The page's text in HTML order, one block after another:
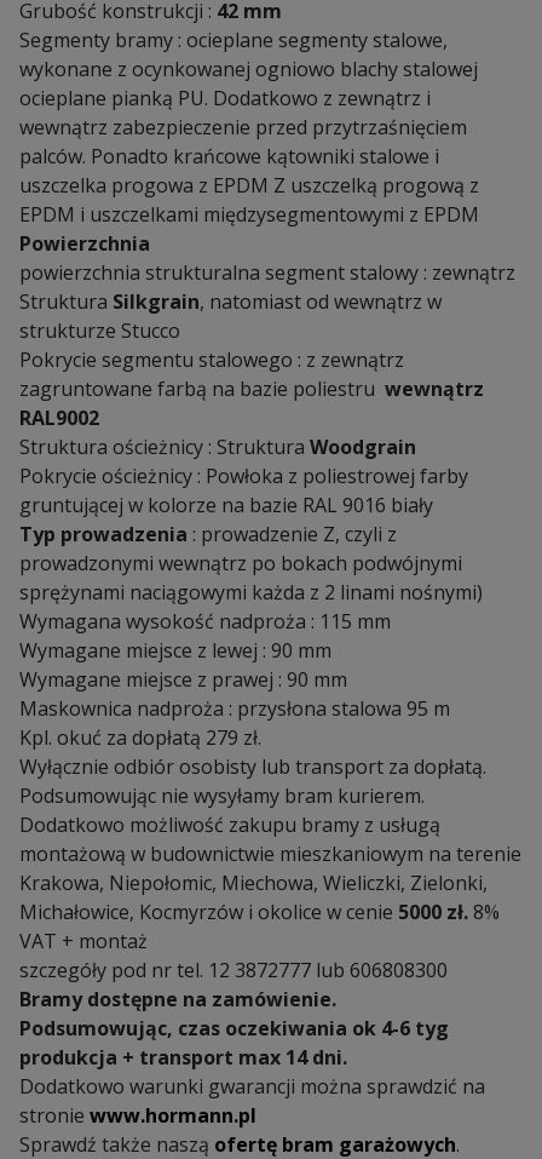
Grubość konstrukcji : 42 mm
Segmenty bramy : ocieplane segmenty stalowe,
wykonane z ocynkowanej ogniowo blachy stalowej
ocieplane pianką PU. Dodatkowo z zewnątrz i
wewnątrz zabezpieczenie przed przytrzaśnięciem
palców. Ponadto krańcowe kątowniki stalowe i
uszczelka progowa z EPDM Z uszczelką progową z
EPDM i uszczelkami międzysegmentowymi z EPDM
Powierzchnia
powierzchnia strukturalna segment stalowy : zewnątrz
Struktura Silkgrain, natomiast od wewnątrz w
strukturze Stucco
Pokrycie segmentu stalowego : z zewnątrz
zagruntowane farbą na bazie poliestru wewnątrz
RAL9002
Struktura ościeżnicy : Struktura Woodgrain
Pokrycie ościeżnicy : Powłoka z poliestrowej farby
gruntującej w kolorze na bazie RAL 9016 biały
Typ prowadzenia : prowadzenie Z, czyli z
prowadzonymi wewnątrz po bokach podwójnymi
sprężynami naciągowymi każda z 2 linami nośnymi)
Wymagana wysokość nadproża : 115 mm
Wymagane miejsce z lewej : 90 mm
Wymagane miejsce z prawej : 90 mm
Maskownica nadproża : przysłona stalowa 95 m
Kpl. okuć za dopłatą 279 zł.
Wyłącznie odbiór osobisty lub transport za dopłatą.
Podsumowując nie wysyłamy bram kurierem.
Dodatkowo możliwość zakupu bramy z usługą
montażową w budownictwie mieszkaniowym na terenie
Krakowa, Niepołomic, Miechowa, Wieliczki, Zielonki,
Michałowice, Kocmyrzów i okolice w cenie 5000 zł.8%
VAT + montaż
szczegóły pod nr tel. 12 3872777 lub 606808300
Bramy dostępne na zamówienie.
Podsumowując, czas oczekiwania ok 4-6 tyg
produkcja + transport max 14 dni.
Dodatkowo warunki gwarancji można sprawdzić na
stronie www.hormann.pl
Sprawdź także naszą ofertę bram garażowych.